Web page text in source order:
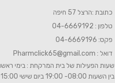
כתובת :הרצל 57 חיפה
טלפון : 04-6669192
פקס: 04-6669196
דואל : Pharmclick65@gmail.com
שעות הפעילות של בית המרקחת : בימי
בין השעות 08:00- 19:00 ביום שישי 08:00-15:00